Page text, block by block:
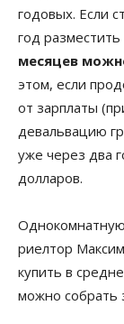
годовых. Если
год
месяцев
этом, если
от зарплаты
девальвацию
уже через два
долларов.
Однокомнатную
риелтор
купить в
можно собрать